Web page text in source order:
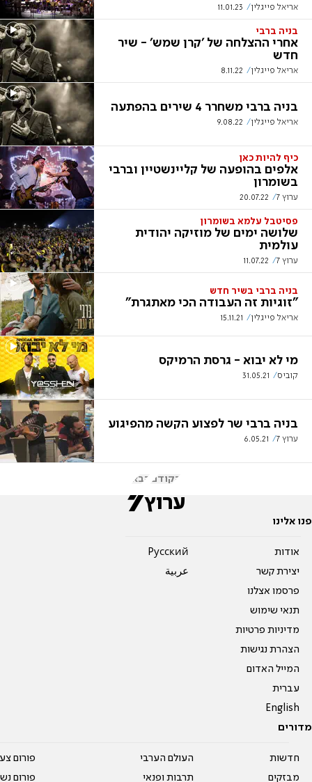
אריאל פייגלין 11.01.23
בניה ברבי
אחרי ההצלחה של 'קרן שמש' - שיר
חדש
אריאל פייגלין 8.11.22
בניה ברבי משחרר 4 שירים בהפתעה
אריאל פייגלין 9.08.22
כיף להיות כאן
אלפים בהופעה של קליינשטיין וברבי
בשומרון
ערוץ 7 20.07.22
פסיטבל עלמא בשומרון
שלושה ימים של מוזיקה יהודית
עולמית
ערוץ 7 11.07.22
בניה ברבי בשיר חדש
"זוגיות זה העבודה הכי מאתגרת"
אריאל פייגלין 15.11.21
מי לא יבוא - גרסת הרמיקס
קוביס 31.05.21
בניה ברבי שר לפצוע הקשה מהפיגוע
ערוץ 7 6.05.21
הקודם הבא
פנו אלינו
אודות
יצירת קשר
פרסמו אצלנו
תנאי שימוש
מדיניות פרטיות
הצהרת נגישות
המייל האדום
עברית
English
Pусский
عربية
מדורים
חדשות
מבזקים
העולם הערבי
תרבות ופנאי
פורום
פורום